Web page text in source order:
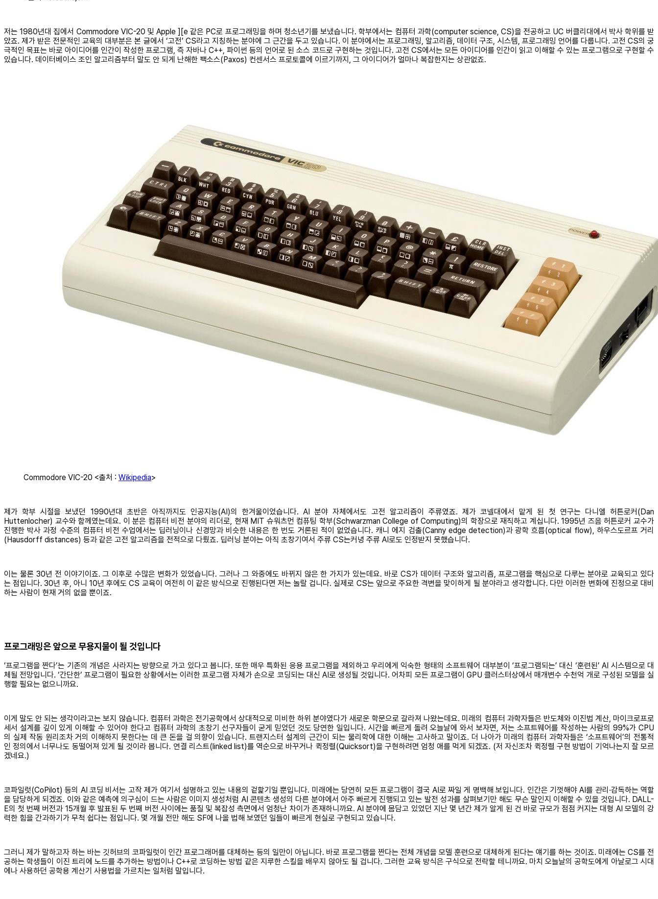
저는 1980년대 집에서 Commodore VIC-20 및 Apple ][e 같은 PC로 프로그래밍을 하며 청소년기를 보냈습니다. 학부에서는 컴퓨터 과학(computer science, CS)을 전공하고 UC 버클리대에서 박사 학위를 받
았죠. 제가 받은 전문적인 교육의 대부분은 본 글에서 ‘고전’ CS라고 지칭하는 분야에 그 근간을 두고 있습니다. 이 분야에서는 프로그래밍, 알고리즘, 데이터 구조, 시스템, 프로그래밍 언어를 다룹니다. 고전 CS의 궁
극적인 목표는 바로 아이디어를 인간이 작성한 프로그램, 즉 자바나 C++, 파이썬 등의 언어로 된 소스 코드로 구현하는 것입니다. 고전 CS에서는 모든 아이디어를 인간이 읽고 이해할 수 있는 프로그램으로 구현할 수
있습니다. 데이터베이스 조인 알고리즘부터 말도 안 되게 난해한 팩소스(Paxos) 컨센서스 프로토콜에 이르기까지, 그 아이디어가 얼마나 복잡한지는 상관없죠.
Commodore VIC-20 <출처 : Wikipedia>
제가 학부 시절을 보냈던 1990년대 초반은 아직까지도 인공지능(AI)의 한겨울이었습니다. AI 분야 자체에서도 고전 알고리즘이 주류였죠. 제가 코넬대에서 맡게 된 첫 연구는 다니엘 허튼로커(Dan
Huttenlocher) 교수와 함께였는데요. 이 분은 컴퓨터 비전 분야의 리더로, 현재 MIT 슈워츠먼 컴퓨팅 학부(Schwarzman College of Computing)의 학장으로 재직하고 계십니다. 1995년 즈음 허튼로커 교수가
진행한 박사 과정 수준의 컴퓨터 비전 수업에서는 딥러닝이나 신경망과 비슷한 내용은 한 번도 거론된 적이 없었습니다. 캐니 에지 검출(Canny edge detection)과 광학 흐름(optical flow), 하우스도르프 거리
(Hausdorff distances) 등과 같은 고전 알고리즘을 전적으로 다뤘죠. 딥러닝 분야는 아직 초창기여서 주류 CS는커녕 주류 AI로도 인정받지 못했습니다.
이는 물론 30년 전 이야기이죠. 그 이후로 수많은 변화가 있었습니다. 그러나 그 와중에도 바뀌지 않은 한 가지가 있는데요. 바로 CS가 데이터 구조와 알고리즘, 프로그램을 핵심으로 다루는 분야로 교육되고 있다
는 점입니다. 30년 후, 아니 10년 후에도 CS 교육이 여전히 이 같은 방식으로 진행된다면 저는 놀랄 겁니다. 실제로 CS는 앞으로 주요한 격변을 맞이하게 될 분야라고 생각합니다. 다만 이러한 변화에 진정으로 대비
하는 사람이 현재 거의 없을 뿐이죠.
프로그래밍은 앞으로 무용지물이 될 것입니다
‘프로그램을 짠다’는 기존의 개념은 사라지는 방향으로 가고 있다고 봅니다. 또한 매우 특화된 응용 프로그램을 제외하고 우리에게 익숙한 형태의 소프트웨어 대부분이 ‘프로그램되는’ 대신 ‘훈련된’ AI 시스템으로 대
체될 전망입니다. ‘간단한’ 프로그램이 필요한 상황에서는 이러한 프로그램 자체가 손으로 코딩되는 대신 AI로 생성될 것입니다. 어차피 모든 프로그램이 GPU 클러스터상에서 매개변수 수천억 개로 구성된 모델을 실
행할 필요는 없으니까요.
이게 말도 안 되는 생각이라고는 보지 않습니다. 컴퓨터 과학은 전기공학에서 상대적으로 미비한 하위 분야였다가 새로운 학문으로 갈라져 나왔는데요. 미래의 컴퓨터 과학자들은 반도체와 이진법 계산, 마이크로프로
세서 설계를 깊이 있게 이해할 수 있어야 한다고 컴퓨터 과학의 초창기 선구자들이 굳게 믿었던 것도 당연한 일입니다. 시간을 빠르게 돌려 오늘날에 와서 보자면, 저는 소프트웨어를 작성하는 사람의 99%가 CPU
의 실제 작동 원리조차 거의 이해하지 못한다는 데 큰 돈을 걸 의향이 있습니다. 트랜지스터 설계의 근간이 되는 물리학에 대한 이해는 고사하고 말이죠. 더 나아가 미래의 컴퓨터 과학자들은 ‘소프트웨어’의 전통적
인 정의에서 너무나도 동떨어져 있게 될 것이라 봅니다. 연결 리스트(linked list)를 역순으로 바꾸거나 퀵정렬(Quicksort)을 구현하려면 엄청 애를 먹게 되겠죠. (저 자신조차 퀵정렬 구현 방법이 기억나는지 잘 모르
겠네요.)
코파일럿(CoPilot) 등의 AI 코딩 비서는 고작 제가 여기서 설명하고 있는 내용의 겉핥기일 뿐입니다. 미래에는 당연히 모든 프로그램이 결국 AI로 짜일 게 명백해 보입니다. 인간은 기껏해야 AI를 관리·감독하는 역할
을 담당하게 되겠죠. 이와 같은 예측에 의구심이 드는 사람은 이미지 생성처럼 AI 콘텐츠 생성의 다른 분야에서 아주 빠르게 진행되고 있는 발전 성과를 살펴보기만 해도 무슨 말인지 이해할 수 있을 것입니다. DALL-
E의 첫 번째 버전과 15개월 후 발표된 두 번째 버전 사이에는 품질 및 복잡성 측면에서 엄청난 차이가 존재하니까요. AI 분야에 몸담고 있었던 지난 몇 년간 제가 알게 된 건 바로 규모가 점점 커지는 대형 AI 모델의 강
력한 힘을 간과하기가 무척 쉽다는 점입니다. 몇 개월 전만 해도 SF에 나올 법해 보였던 일들이 빠르게 현실로 구현되고 있습니다.
그러니 제가 말하고자 하는 바는 깃허브의 코파일럿이 인간 프로그래머를 대체하는 등의 일만이 아닙니다. 바로 프로그램을 짠다는 전체 개념을 모델 훈련으로 대체하게 된다는 얘기를 하는 것이죠. 미래에는 CS를 전
공하는 학생들이 이진 트리에 노드를 추가하는 방법이나 C++로 코딩하는 방법 같은 지루한 스킬을 배우지 않아도 될 겁니다. 그러한 교육 방식은 구식으로 전락할 테니까요. 마치 오늘날의 공학도에게 아날로그 시대
에나 사용하던 공학용 계산기 사용법을 가르치는 일처럼 말입니다.